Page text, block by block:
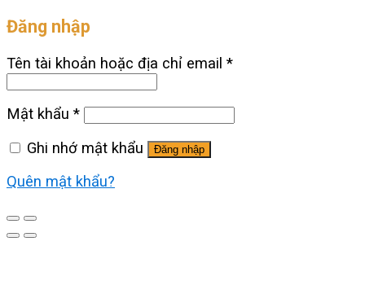
Đăng nhập
Tên tài khoản hoặc địa chỉ email *
Mật khẩu *
Ghi nhớ mật khẩu
Đăng nhập
Quên mật khẩu?